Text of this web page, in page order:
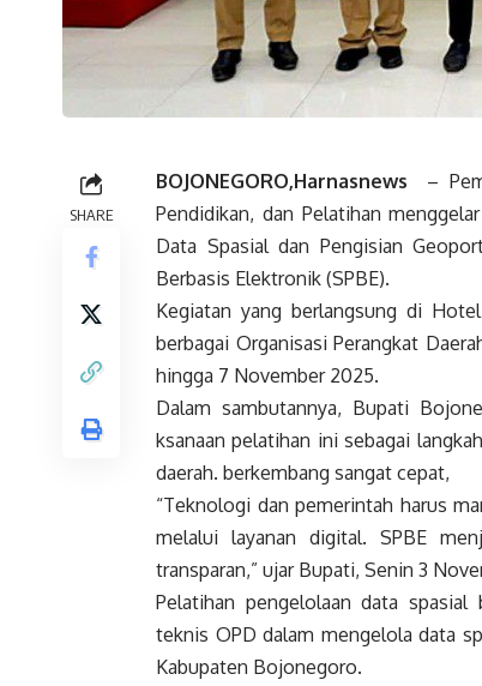
SHARE
BOJONEGORO,Harnasnews
–
Pendidikan, dan Pelatihan
Data Spasial dan Pengisian
Berbasis Elektronik (SPBE).
Kegiatan yang berlangsung di
berbagai Organisasi Perangkat
hingga 7 November 2025.
Dalam sambutannya, Bupati
ksanaan pelatihan ini sebagai
daerah. berkembang sangat cepat,
“Teknologi dan pemerintah harus
melalui layanan digital. SPBE
transparan,” ujar Bupati, Senin 3
Pelatihan pengelolaan data
teknis OPD dalam mengelola data
Kabupaten Bojonegoro.